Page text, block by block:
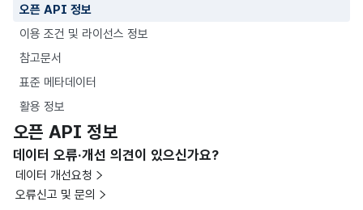
오픈 API 정보
이용 조건 및 라이선스 정보
참고문서
표준 메타데이터
활용 정보
오픈 API 정보
데이터 오류·개선 의견이 있으신가요?
데이터 개선요청
오류신고 및 문의